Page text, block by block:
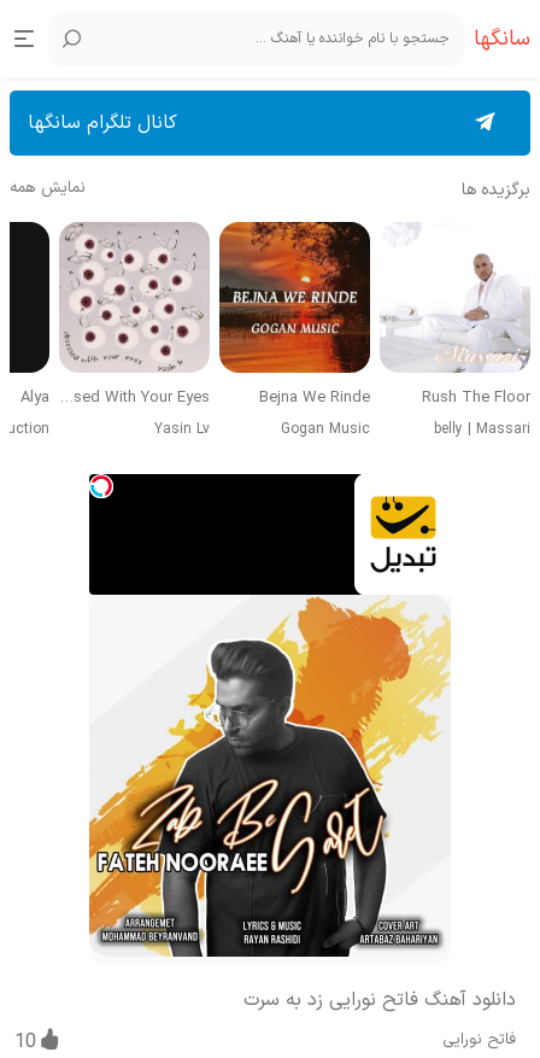
سانگها
کانال تلگرام سانگها
برگزیده ها نمایش همه
Rush The Floor
belly | Massari
Bejna We Rinde
Gogan Music
Obsessed With Your Eyes
Yasin Lv
Alya
دانلود آهنگ فاتح نورایی زد به سرت
فاتح نورایی 10